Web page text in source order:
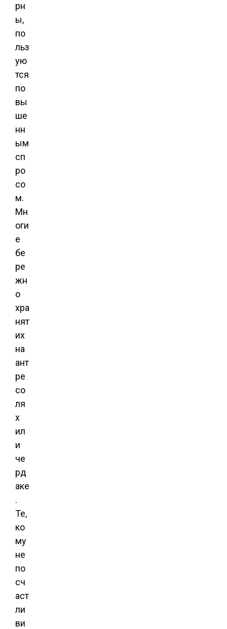
рн
ы,
по
льз
ую
тся
по
вы
ше
нн
ым
сп
ро
со
м.
Мн
оги
е
бе
ре
жн
о
хра
нят
их
на
ант
ре
со
ля
х
ил
и
че
рд
аке
.
Те,
ко
му
не
по
сч
аст
ли
ви